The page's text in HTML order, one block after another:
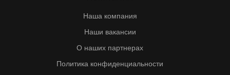
Наша компания
Наши вакансии
О наших партнерах
Политика конфиденциальности